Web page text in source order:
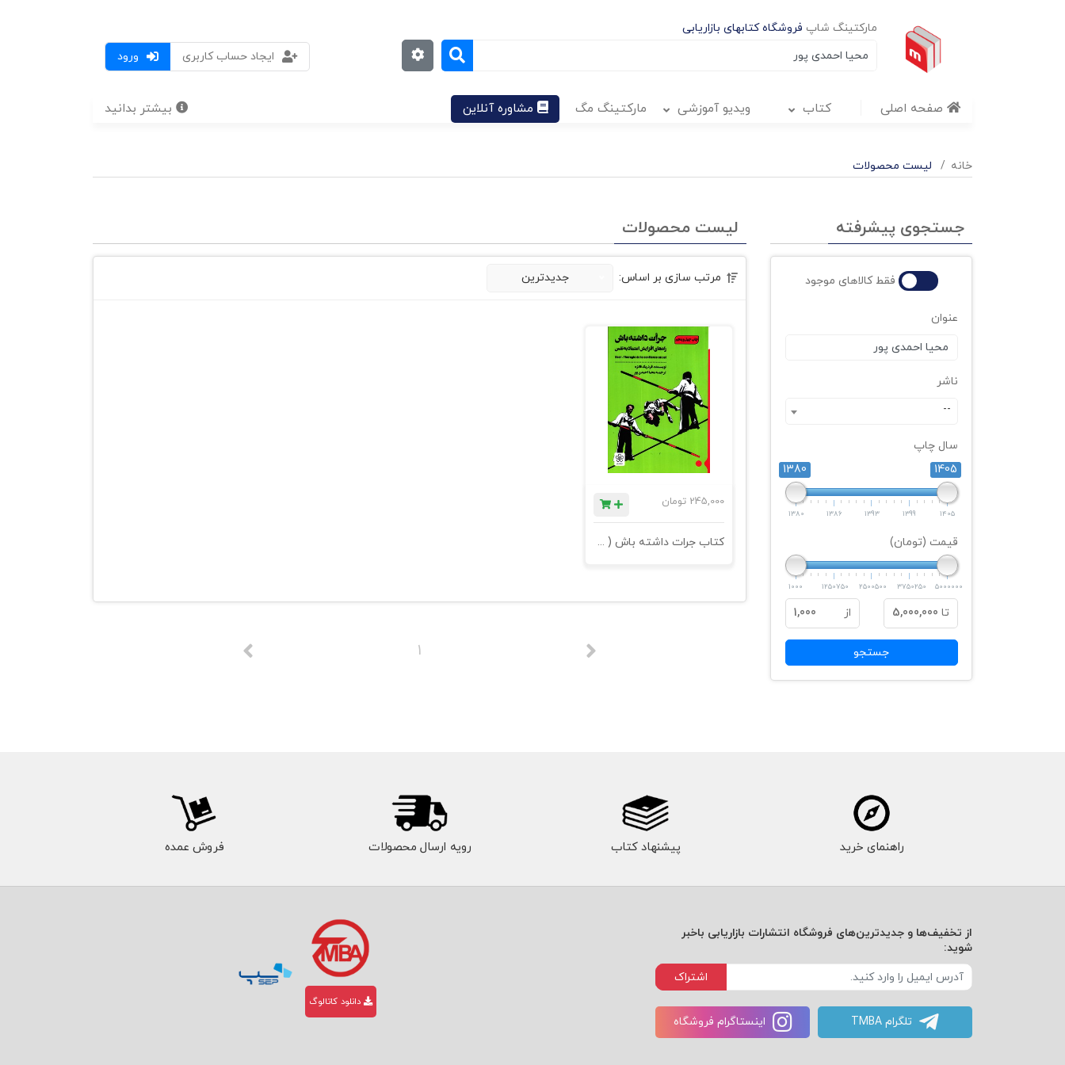
مارکتینگ شاپ فروشگاه کتابهای بازاریابی
ورود
ایجاد حساب کاربری
صفحه اصلی کتاب ویدیو آموزشی مارکتینگ مگ مشاوره آنلاین بیشتر بدانید
خانه لیست محصولات
جستجوی پیشرفته
فقط کالاهای موجود
عنوان
ناشر
--
سال چاپ
1380
1405
1380 1386 1393 1399 1405
قیمت (تومان)
1000 1250750 2500500 3750250 5000000
تا 5,000,000 از 1,000
جستجو
لیست محصولات
مرتب سازی بر اساس: جدیدترین
245,000 تومان
کتاب جرات داشته باش ( درمان کمبود اعتماد به نفس )
1
راهنمای خرید پیشنهاد کتاب رویه ارسال محصولات فروش عمده
از تخفیف‌ها و جدیدترین‌های فروشگاه انتشارات بازاریابی باخبر
شوید:
اشتراک
تلگرام TMBA اینستاگرام فروشگاه
دانلود کاتالوگ